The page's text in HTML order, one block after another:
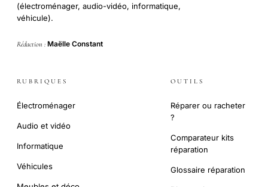
(électroménager, audio-vidéo, informatique,
véhicule).
Rédaction : Maëlle Constant
RUBRIQUES
Électroménager
Audio et vidéo
Informatique
Véhicules
OUTILS
Réparer ou racheter
?
Comparateur kits
réparation
Glossaire réparation